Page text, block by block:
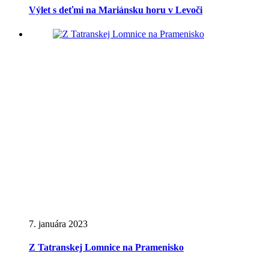
Výlet s deťmi na Mariánsku horu v Levoči
7. januára 2023
Z Tatranskej Lomnice na Pramenisko